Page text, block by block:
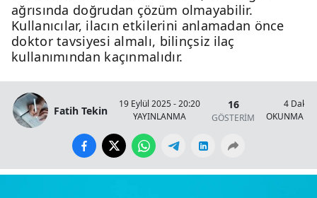
ağrısında doğrudan çözüm olmayabilir.
Kullanıcılar, ilacın etkilerini anlamadan önce
doktor tavsiyesi almalı, bilinçsiz ilaç
kullanımından kaçınmalıdır.
Fatih Tekin
19 Eylül 2025 - 20:20
YAYINLANMA
16
GÖSTERİM
4 Dakika
OKUNMA